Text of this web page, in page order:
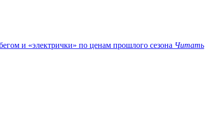
и «электрички» по ценам прошлого сезона Читать